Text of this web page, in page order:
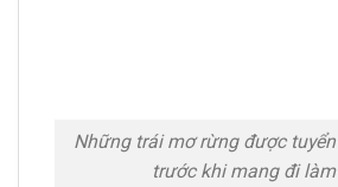
Những trái mơ rừng được
trước khi mang đi